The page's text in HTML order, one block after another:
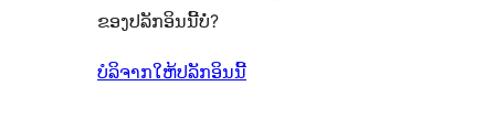
ຂອງປລັກອິນນີ້ບໍ່?
ບໍລິຈາກໃຫ້ປລັກອິນນີ້